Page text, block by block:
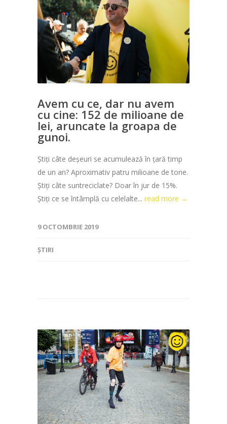
Avem cu ce, dar nu avem
cu cine: 152 de milioane de
lei, aruncate la groapa de
gunoi.
Știți câte deșeuri se acumulează în țară timp
de un an? Aproximativ patru milioane de tone.
Știți câte suntreciclate? Doar în jur de 15%.
Știți ce se întâmplă cu celelalte... read more →
9 OCTOMBRIE 2019
ȘTIRI